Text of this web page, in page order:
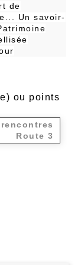
de
Un savoir-
ou points
Route 3